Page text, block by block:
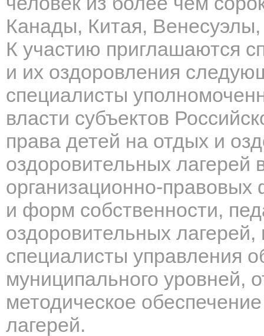
Канады, Китая,
К участию приглашаются
и их оздоровления
специалисты
власти субъектов
права детей на отдых и
оздоровительных лагерей
организационно-
и форм собственности,
оздоровительных
специалисты управления
муниципального уровней,
методическое
лагерей.